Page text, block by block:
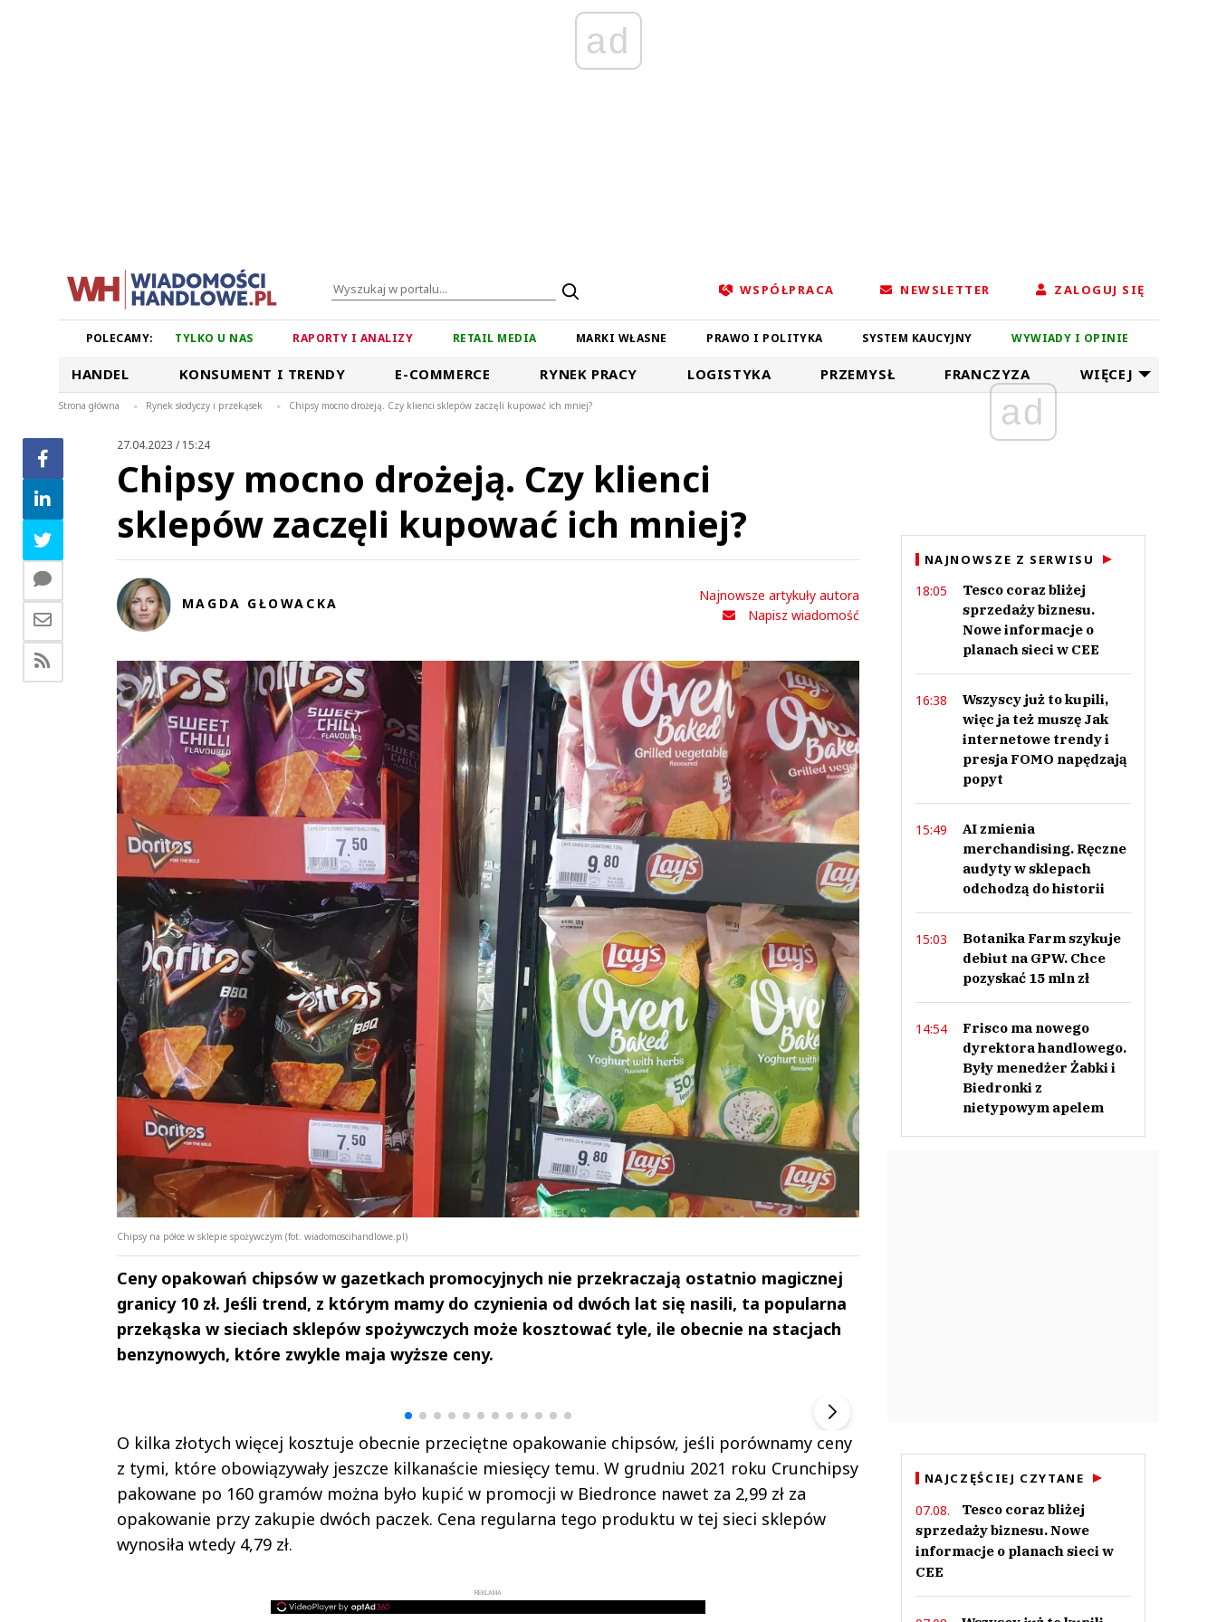
ad
WSPÓŁPRACA NEWSLETTER ZALOGUJ SIĘ
POLECAMY: TYLKO U NAS RAPORTY I ANALIZY RETAIL MEDIA MARKI WŁASNE PRAWO I POLITYKA SYSTEM KAUCYJNY WYWIADY I OPINIE
HANDEL KONSUMENT I TRENDY E-COMMERCE RYNEK PRACY LOGISTYKA PRZEMYSŁ FRANCZYZA WIĘCEJ
Strona główna > Rynek słodyczy i przekąsek > Chipsy mocno drożeją. Czy klienci sklepów zaczęli kupować ich mniej?
27.04.2023 / 15:24
Chipsy mocno drożeją. Czy klienci
sklepów zaczęli kupować ich mniej?
MAGDA GŁOWACKA
Najnowsze artykuły autora
Napisz wiadomość
Chipsy na półce w sklepie spożywczym (fot. wiadomoscihandlowe.pl)
Ceny opakowań chipsów w gazetkach promocyjnych nie przekraczają ostatnio magicznej
granicy 10 zł. Jeśli trend, z którym mamy do czynienia od dwóch lat się nasili, ta popularna
przekąska w sieciach sklepów spożywczych może kosztować tyle, ile obecnie na stacjach
benzynowych, które zwykle maja wyższe ceny.
O kilka złotych więcej kosztuje obecnie przeciętne opakowanie chipsów, jeśli porównamy ceny
z tymi, które obowiązywały jeszcze kilkanaście miesięcy temu. W grudniu 2021 roku Crunchipsy
pakowane po 160 gramów można było kupić w promocji w Biedronce nawet za 2,99 zł za
opakowanie przy zakupie dwóch paczek. Cena regularna tego produktu w tej sieci sklepów
wynosiła wtedy 4,79 zł.
REKLAMA
Andrzej i Marta
Marta i Andrzej
ad
NAJNOWSZE Z SERWISU
18:05
Tesco coraz bliżej
sprzedaży biznesu.
Nowe informacje o
planach sieci w CEE
16:38
Wszyscy już to kupili,
więc ja też muszę Jak
internetowe trendy i
presja FOMO napędzają
popyt
15:49
AI zmienia
merchandising. Ręczne
audyty w sklepach
odchodzą do historii
15:03
Botanika Farm szykuje
debiut na GPW. Chce
pozyskać 15 mln zł
14:54
Frisco ma nowego
dyrektora handlowego.
Były menedżer Żabki i
Biedronki z
nietypowym apelem
NAJCZĘŚCIEJ CZYTANE
07.08.
Tesco coraz bliżej
sprzedaży biznesu. Nowe
informacje o planach sieci w
CEE